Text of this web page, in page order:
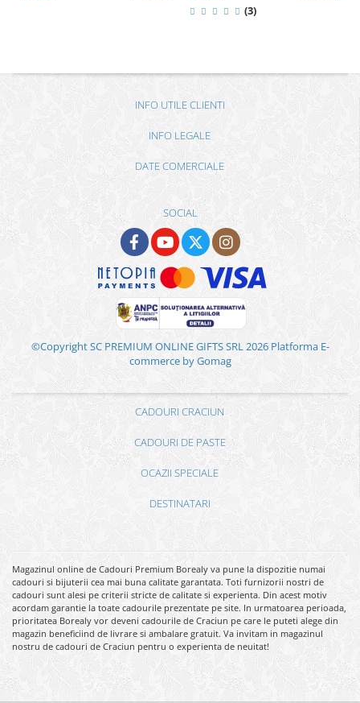
(3)
INFO UTILE CLIENTI
INFO LEGALE
DATE COMERCIALE
SOCIAL
©Copyright SC PREMIUM ONLINE GIFTS SRL 2026 Platforma E-
commerce by Gomag
CADOURI CRACIUN
CADOURI DE PASTE
OCAZII SPECIALE
DESTINATARI
Magazinul online de Cadouri Premium Borealy va pune la dispozitie numai
cadouri si bijuterii cea mai buna calitate garantata. Toti furnizorii nostri de
cadouri sunt alesi pe criterii stricte de calitate si experienta. Din acest motiv
acordam garantie la toate cadourile prezentate pe site. In urmatoarea perioada,
prioritatea Borealy vor deveni cadourile de Craciun pe care le puteti alege din
magazin beneficiind de livrare si ambalare gratuit. Va invitam in magazinul
nostru de cadouri de Craciun pentru o experienta de neuitat!